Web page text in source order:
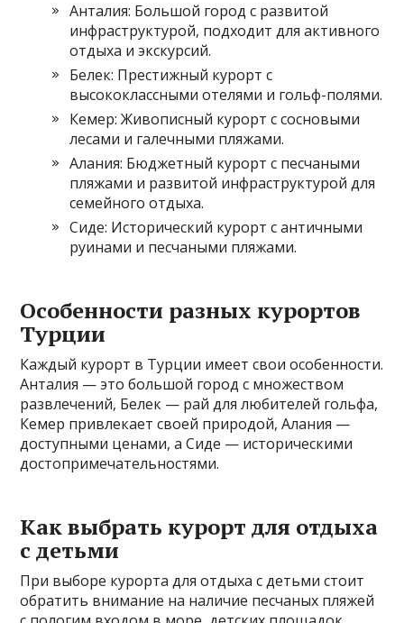
Анталия: Большой город с развитой
инфраструктурой, подходит для активного
отдыха и экскурсий.
Белек: Престижный курорт с
высококлассными отелями и гольф-полями.
Кемер: Живописный курорт с сосновыми
лесами и галечными пляжами.
Алания: Бюджетный курорт с песчаными
пляжами и развитой инфраструктурой для
семейного отдыха.
Сиде: Исторический курорт с античными
руинами и песчаными пляжами.
Особенности разных курортов
Турции
Каждый курорт в Турции имеет свои особенности.
Анталия — это большой город с множеством
развлечений, Белек — рай для любителей гольфа,
Кемер привлекает своей природой, Алания —
доступными ценами, а Сиде — историческими
достопримечательностями.
Как выбрать курорт для отдыха
с детьми
При выборе курорта для отдыха с детьми стоит
обратить внимание на наличие песчаных пляжей